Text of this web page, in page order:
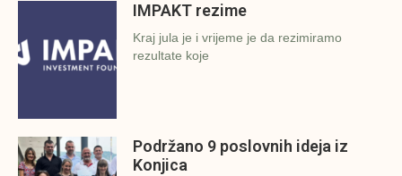
IMPAKT rezime
Kraj jula je i vrijeme je da rezimiramo
rezultate koje
Podržano 9 poslovnih ideja iz
Konjica